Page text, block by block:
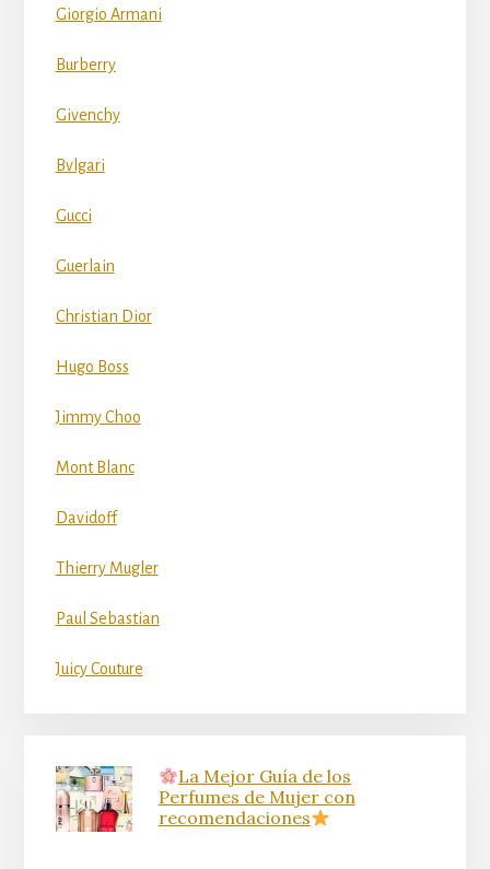
Giorgio Armani
Burberry
Givenchy
Bvlgari
Gucci
Guerlain
Christian Dior
Hugo Boss
Jimmy Choo
Mont Blanc
Davidoff
Thierry Mugler
Paul Sebastian
Juicy Couture
La Mejor Guía de los
Perfumes de Mujer con
recomendaciones